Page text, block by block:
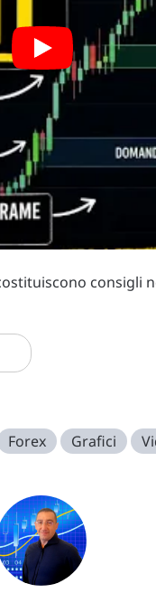
consigli
Forex Grafici